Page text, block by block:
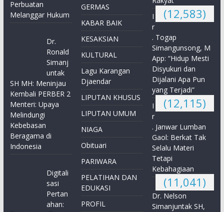
Perbuatan
Melanggar Hukum
Dr.
Ronald
Simanj
untak
SH MH: Meninjau
Kembali PERBER 2
Menteri: Upaya
Melindungi
Kebebasan
Beragama di
Indonesia
Digitali
sasi
Pertan
ahan:
GERMAS
KABAR BAIK
KESAKSIAN
KULTURAL
Lagu Karangan
Djaendar
LIPUTAN KHUSUS
LIPUTAN UMUM
NIAGA
Obituari
PARIWARA
PELATIHAN DAN
EDUKASI
PROFIL
(12,583)
I
r
. Togap
Simangunsong, M
App: “Hidup Mesti
Disyukuri dan
Dijalani Apa Pun
yang Terjadi”
(12,115)
I
r
. Janwar Lumban
Gaol: Berkat Tak
Selalu Materi
Tetapi
Kebahagiaan
(11,041)
Dr. Nelson
Simanjuntak SH,